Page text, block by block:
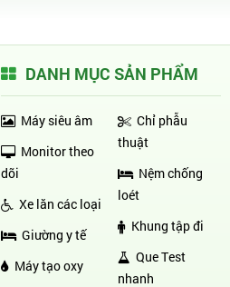
DANH MỤC SẢN PHẨM
Máy siêu âm
Monitor theo
dõi
Xe lăn các loại
Giường y tế
Máy tạo oxy
Chỉ phẫu
thuật
Nệm chống
loét
Khung tập đi
Que Test
nhanh